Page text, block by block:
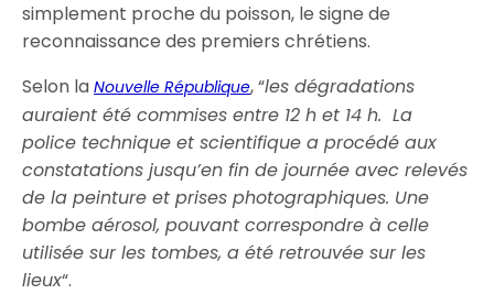
simplement proche du poisson, le signe de
reconnaissance des premiers chrétiens.
Selon laNouvelle République, “les dégradations
auraient été commises entre 12 h et 14 h. La
police technique et scientifique a procédé aux
constatations jusqu’en fin de journée avec relevés
de la peinture et prises photographiques. Une
bombe aérosol, pouvant correspondre à celle
utilisée sur les tombes, a été retrouvée sur les
lieux“.